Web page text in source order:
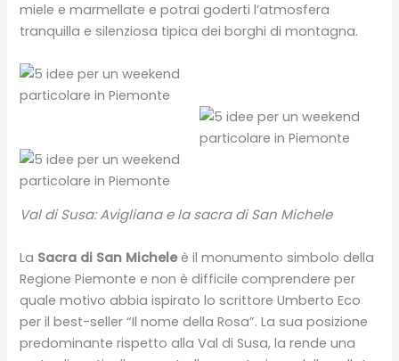
miele e marmellate e potrai goderti l’atmosfera
tranquilla e silenziosa tipica dei borghi di montagna.
Val di Susa: Avigliana e la sacra di San Michele
La Sacra di San Micheleè il monumento simbolo della
Regione Piemonte e non è difficile comprendere per
quale motivo abbia ispirato lo scrittore Umberto Eco
per il best-seller “Il nome della Rosa”. La sua posizione
predominante rispetto alla Val di Susa, la rende una